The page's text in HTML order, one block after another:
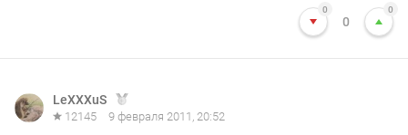
0
0
0
LeXXXuS
12145 9 февраля 2011, 20:52